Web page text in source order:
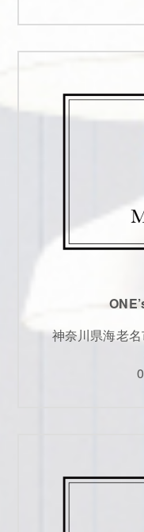
神奈川県海老